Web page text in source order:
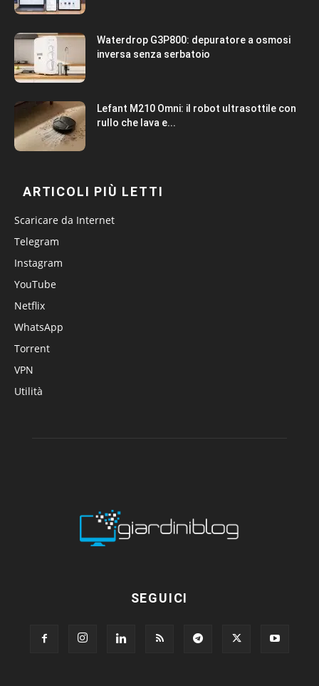
Waterdrop G3P800: depuratore a osmosi
inversa senza serbatoio
Lefant M210 Omni: il robot ultrasottile con
rullo che lava e...
ARTICOLI PIÙ LETTI
Scaricare da Internet
Telegram
Instagram
YouTube
Netflix
WhatsApp
Torrent
VPN
Utilità
SEGUICI